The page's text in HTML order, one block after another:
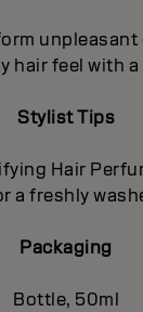
unpleasant
hair feel with
Stylist Tips
Hair
a freshly
Packaging
Bottle, 50ml